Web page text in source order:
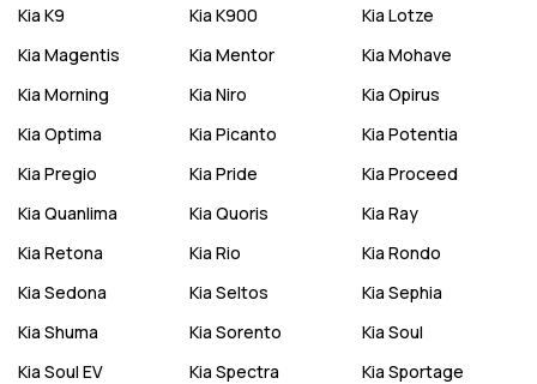
Kia K9 Kia K900 Kia Lotze
Kia Magentis Kia Mentor Kia Mohave
Kia Morning Kia Niro Kia Opirus
Kia Optima Kia Picanto Kia Potentia
Kia Pregio Kia Pride Kia Proceed
Kia Quanlima Kia Quoris Kia Ray
Kia Retona Kia Rio Kia Rondo
Kia Sedona Kia Seltos Kia Sephia
Kia Shuma Kia Sorento Kia Soul
Kia Soul EV Kia Spectra Kia Sportage